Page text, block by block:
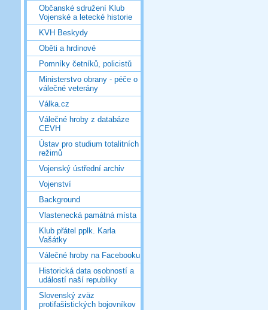
Občanské sdružení Klub
Vojenské a letecké historie
KVH Beskydy
Oběti a hrdinové
Pomníky četníků, policistů
Ministerstvo obrany - péče o
válečné veterány
Válka.cz
Válečné hroby z databáze
CEVH
Ústav pro studium totalitních
režimů
Vojenský ústřední archiv
Vojenství
Background
Vlastenecká památná místa
Klub přátel pplk. Karla
Vašátky
Válečné hroby na Facebooku
Historická data osobností a
událostí naší republiky
Slovenský zväz
protifašistických bojovníkov